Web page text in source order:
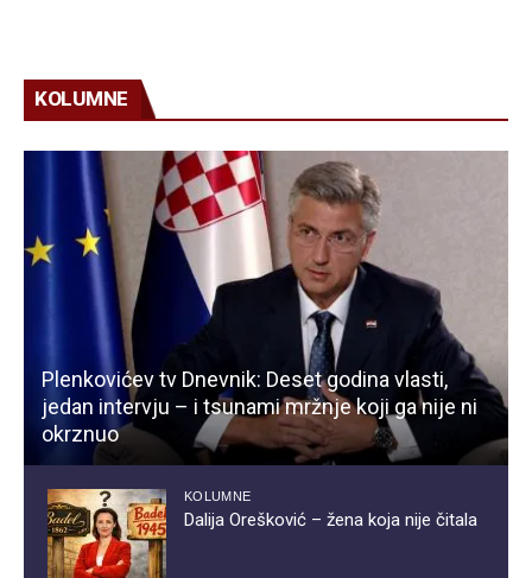
KOLUMNE
Plenkovićev tv Dnevnik: Deset godina vlasti,
jedan intervju – i tsunami mržnje koji ga nije ni
okrznuo
KOLUMNE
Dalija Orešković – žena koja nije čitala